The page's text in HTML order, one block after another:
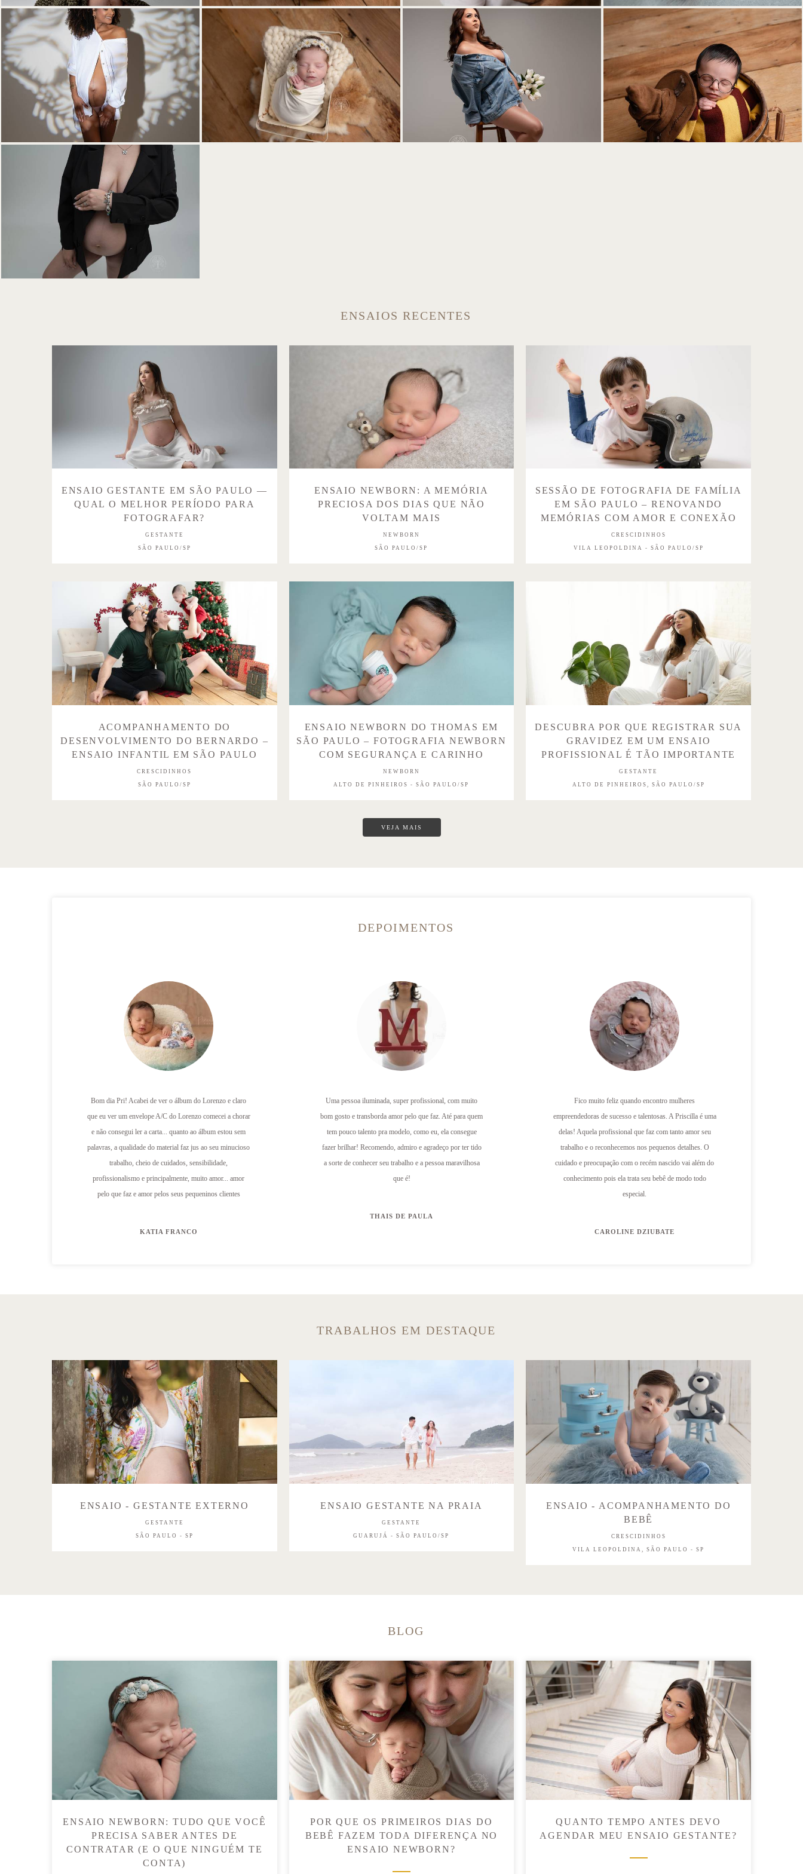
ENSAIOS RECENTES
ENSAIO GESTANTE EM SÃO PAULO —
QUAL O MELHOR PERÍODO PARA
FOTOGRAFAR?
GESTANTE
SÃO PAULO/SP
ENSAIO NEWBORN: A MEMÓRIA
PRECIOSA DOS DIAS QUE NÃO
VOLTAM MAIS
NEWBORN
SÃO PAULO/SP
SESSÃO DE FOTOGRAFIA DE FAMÍLIA
EM SÃO PAULO – RENOVANDO
MEMÓRIAS COM AMOR E CONEXÃO
CRESCIDINHOS
VILA LEOPOLDINA - SÃO PAULO/SP
ACOMPANHAMENTO DO
DESENVOLVIMENTO DO BERNARDO –
ENSAIO INFANTIL EM SÃO PAULO
CRESCIDINHOS
SÃO PAULO/SP
ENSAIO NEWBORN DO THOMAS EM
SÃO PAULO – FOTOGRAFIA NEWBORN
COM SEGURANÇA E CARINHO
NEWBORN
ALTO DE PINHEIROS - SÃO PAULO/SP
DESCUBRA POR QUE REGISTRAR SUA
GRAVIDEZ EM UM ENSAIO
PROFISSIONAL É TÃO IMPORTANTE
GESTANTE
ALTO DE PINHEIROS, SÃO PAULO/SP
VEJA MAIS
DEPOIMENTOS
Bom dia Pri! Acabei de ver o álbum do Lorenzo e claro
que eu ver um envelope A/C do Lorenzo comecei a chorar
e não consegui ler a carta... quanto ao álbum estou sem
palavras, a qualidade do material faz jus ao seu minucioso
trabalho, cheio de cuidados, sensibilidade,
profissionalismo e principalmente, muito amor... amor
pelo que faz e amor pelos seus pequeninos clientes
KATIA FRANCO
Uma pessoa iluminada, super profissional, com muito
bom gosto e transborda amor pelo que faz. Até para quem
tem pouco talento pra modelo, como eu, ela consegue
fazer brilhar! Recomendo, admiro e agradeço por ter tido
a sorte de conhecer seu trabalho e a pessoa maravilhosa
que é!
THAIS DE PAULA
Fico muito feliz quando encontro mulheres
empreendedoras de sucesso e talentosas. A Priscilla é uma
delas! Aquela profissional que faz com tanto amor seu
trabalho e o reconhecemos nos pequenos detalhes. O
cuidado e preocupação com o recém nascido vai além do
conhecimento pois ela trata seu bebê de modo todo
especial.
CAROLINE DZIUBATE
TRABALHOS EM DESTAQUE
ENSAIO - GESTANTE EXTERNO
GESTANTE
SÃO PAULO - SP
ENSAIO GESTANTE NA PRAIA
GESTANTE
GUARUJÁ - SÃO PAULO/SP
ENSAIO - ACOMPANHAMENTO DO
BEBÊ
CRESCIDINHOS
VILA LEOPOLDINA, SÃO PAULO - SP
BLOG
ENSAIO NEWBORN: TUDO QUE VOCÊ
PRECISA SABER ANTES DE
CONTRATAR (E O QUE NINGUÉM TE
CONTA)
POR QUE OS PRIMEIROS DIAS DO
BEBÊ FAZEM TODA DIFERENÇA NO
ENSAIO NEWBORN?
QUANTO TEMPO ANTES DEVO
AGENDAR MEU ENSAIO GESTANTE?